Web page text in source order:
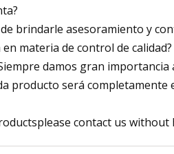
brindarle asesoramiento y
en materia de control de calidad?
damos gran importancia
producto será completamente
contact us without